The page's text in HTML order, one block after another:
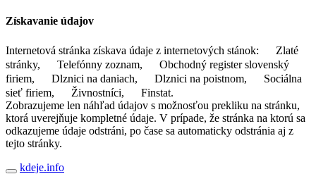
Získavanie údajov
Internetová stránka získava údaje z internetových stánok:
Zlaté
stránky,
Telefónny zoznam,
Obchodný register slovenský
firiem,
Dlznici na daniach, Dlznici na poistnom,
Sociálna
sieť firiem,
Živnostníci,
Finstat.
Zobrazujeme len náhľad údajov s možnosťou prekliku na stránku,
ktorá uverejňuje kompletné údaje. V prípade, že stránka na ktorú sa
odkazujeme údaje odstráni, po čase sa automaticky odstránia aj z
tejto stránky.
kdeje.info